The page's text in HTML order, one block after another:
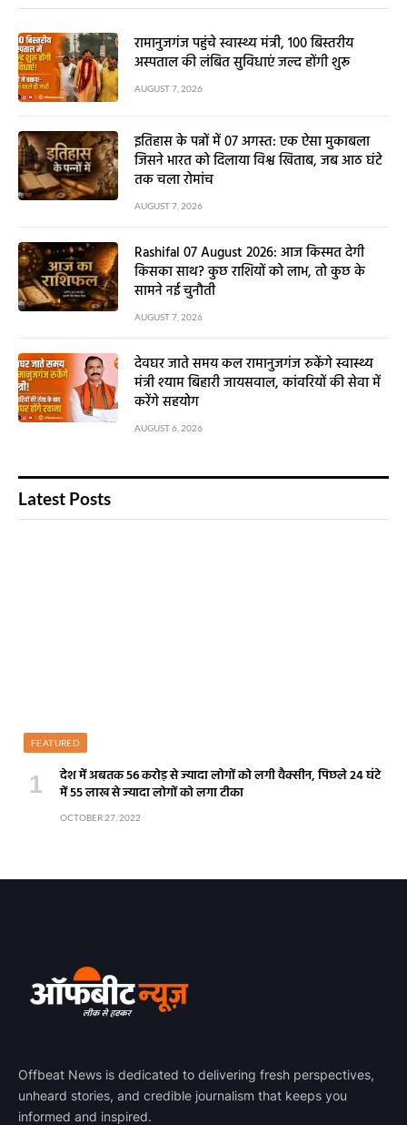
रामानुजगंज पहुंचे स्वास्थ्य मंत्री, 100 बिस्तरीय
अस्पताल की लंबित सुविधाएं जल्द होंगी शुरू
AUGUST 7, 2026
इतिहास के पन्नों में 07 अगस्त: एक ऐसा मुकाबला
जिसने भारत को दिलाया विश्व खिताब, जब आठ घंटे
तक चला रोमांच
AUGUST 7, 2026
Rashifal 07 August 2026: आज किस्मत देगी
किसका साथ? कुछ राशियों को लाभ, तो कुछ के
सामने नई चुनौती
AUGUST 7, 2026
देवघर जाते समय कल रामानुजगंज रुकेंगे स्वास्थ्य
मंत्री श्याम बिहारी जायसवाल, कांवरियों की सेवा में
करेंगे सहयोग
AUGUST 6, 2026
Latest Posts
FEATURED
देश में अबतक 56 करोड़ से ज्यादा लोगों को लगी वैक्सीन, पिछले 24 घंटे
में 55 लाख से ज्यादा लोगों को लगा टीका
OCTOBER 27, 2022
Offbeat News is dedicated to delivering fresh perspectives,
unheard stories, and credible journalism that keeps you
informed and inspired.